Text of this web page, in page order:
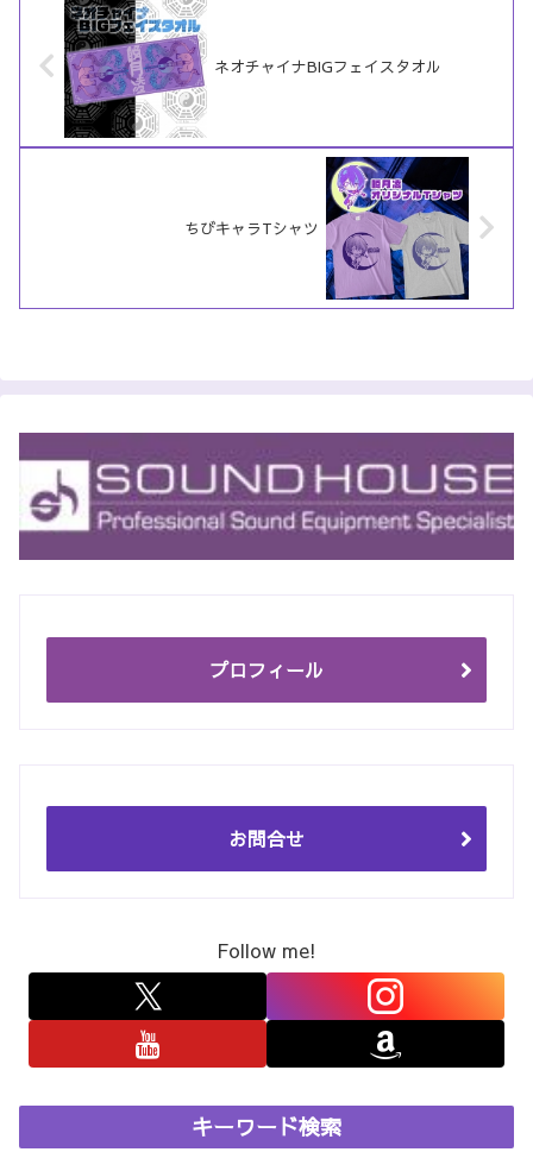
ネオチャイナBIGフェイスタオル
ちびキャラTシャツ
プロフィール
お問合せ
Follow me!
キーワード検索